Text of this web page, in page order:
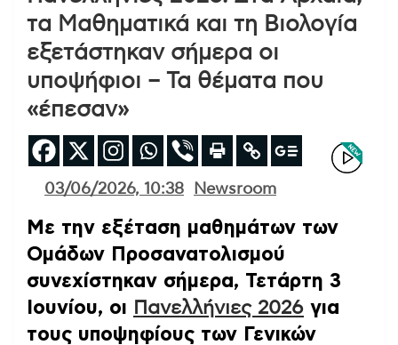
τα Μαθηματικά και τη Βιολογία
εξετάστηκαν σήμερα οι
υποψήφιοι – Τα θέματα που
«έπεσαν»
03/06/2026, 10:38 Newsroom
Με την εξέταση μαθημάτων των
Ομάδων Προσανατολισμού
συνεχίστηκαν σήμερα, Τετάρτη 3
Ιουνίου, οι Πανελλήνιες 2026 για
τους υποψηφίους των Γενικών